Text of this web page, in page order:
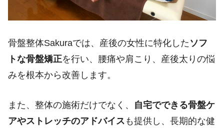
骨盤整体Sakuraでは、産後の女性に特化した ソフ
トな骨盤矯正を行い、腰痛や肩こり、産後太りの悩
みを根本から改善します。
また、整体の施術だけでなく、 自宅でできる骨盤ケ
アやストレッチのアドバイス も提供し、長期的な健